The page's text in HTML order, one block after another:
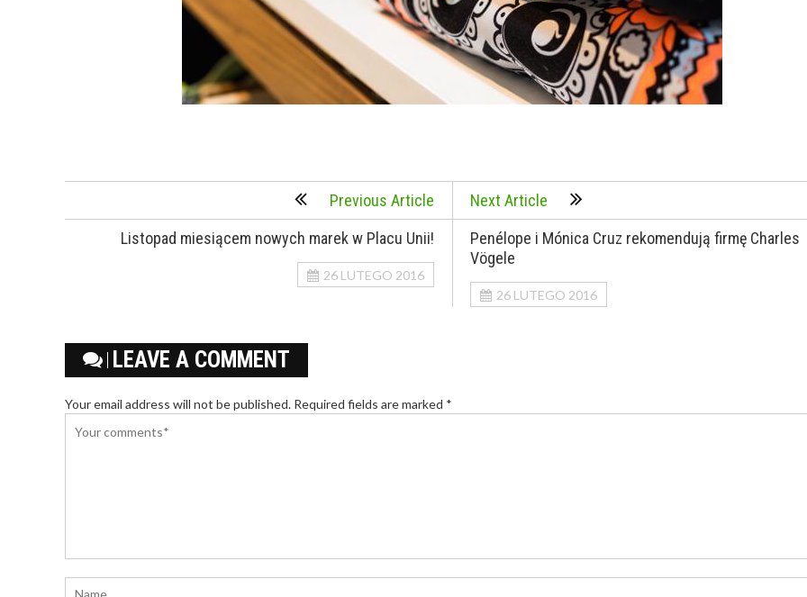
Previous Article
Listopad miesiącem nowych marek w Placu Unii!
26 LUTEGO 2016
Next Article
Penélope i Mónica Cruz rekomendują firmę Charles
Vögele
26 LUTEGO 2016
LEAVE A COMMENT
Your email address will not be published. Required fields are marked *